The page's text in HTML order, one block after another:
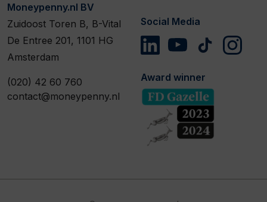
Moneypenny.nl BV
Zuidoost Toren B, B-Vital
De Entree 201, 1101 HG
Amsterdam
(020) 42 60 760
contact@moneypenny.nl
Social Media
Award winner